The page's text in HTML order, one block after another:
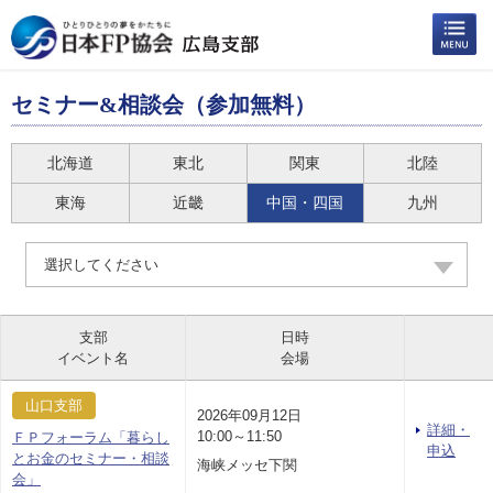
セミナー&相談会（参加無料）
北海道 東北 関東 北陸
東海 近畿 中国・四国 九州
選択してください
支部
イベント名
日時
会場
山口支部
ＦＰフォーラム「暮らし
とお金のセミナー・相談
会」
2026年09月12日
10:00～11:50
海峡メッセ下関
詳細・
申込